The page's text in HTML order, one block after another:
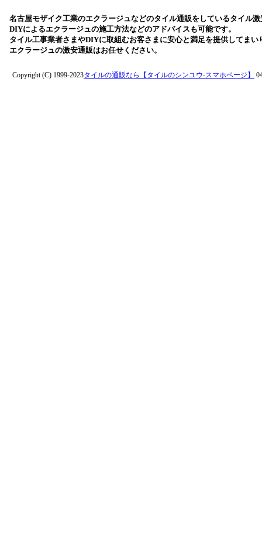
Copyright (C) 1999-2023タイルの通販なら【タイルのシンユウ-スマホページ】
名古屋モザイク工業のエクラージュなどのタイル通販をしているタイル
DIYによるエクラージュの施工方法などのアドバイスも可能です。
タイル工事業者さまやDIYに取組むお客さまに安心と満足を提供してまい
エクラージュの激安通販はお任せください。